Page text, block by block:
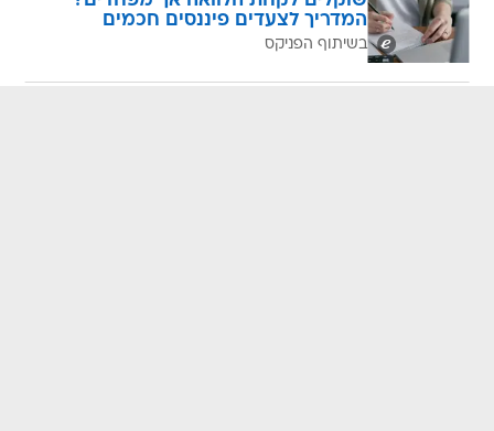
המדריך לצעדים פיננסים חכמים
בשיתוף הפניקס